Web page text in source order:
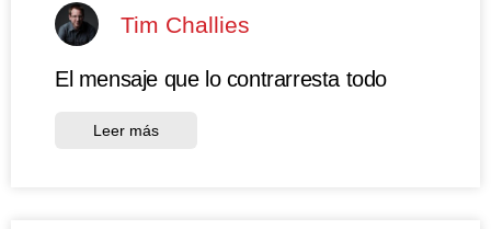
Tim Challies
El mensaje que lo contrarresta todo
Leer más